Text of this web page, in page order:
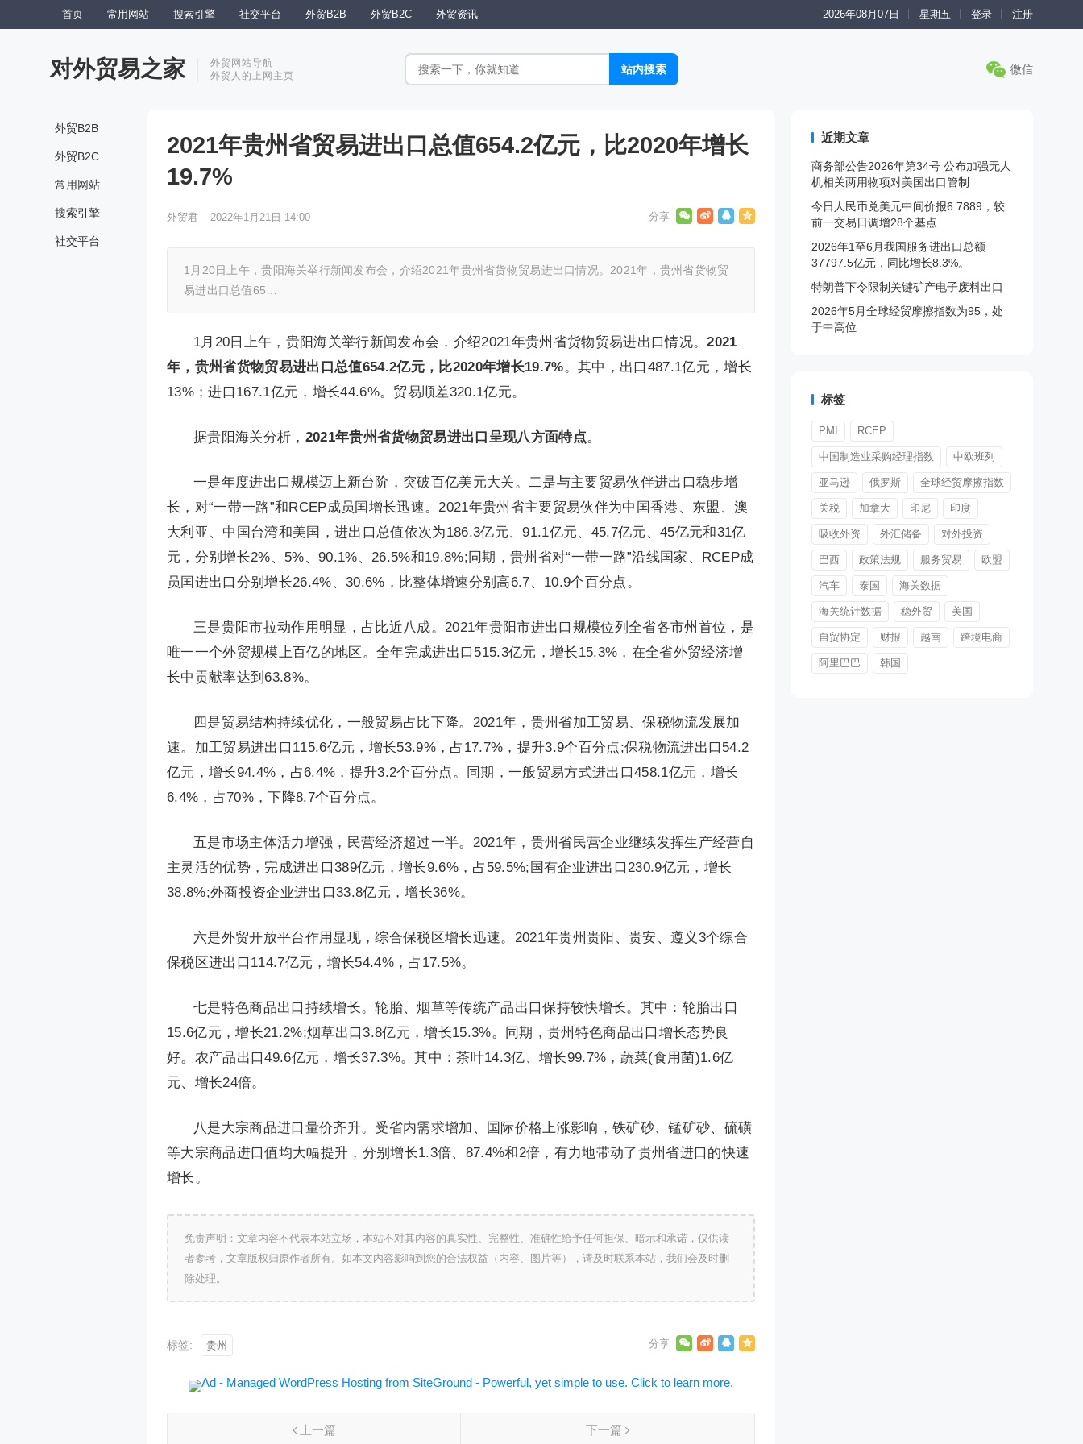
首页 常用网站 搜索引擎 社交平台 外贸B2B 外贸B2C 外贸资讯 2026年08月07日 星期五 登录 注册
对外贸易之家
外贸网站导航
外贸人的上网主页
微信
外贸B2B
外贸B2C
常用网站
搜索引擎
社交平台
2021年贵州省贸易进出口总值654.2亿元，比2020年增长
19.7%
外贸君 2022年1月21日 14:00
1月20日上午，贵阳海关举行新闻发布会，介绍2021年贵州省货物贸易进出口情况。2021年，贵州省货物贸
易进出口总值65…
1月20日上午，贵阳海关举行新闻发布会，介绍2021年贵州省货物贸易进出口情况。2021
年，贵州省货物贸易进出口总值654.2亿元，比2020年增长19.7%。其中，出口487.1亿元，增长
13%；进口167.1亿元，增长44.6%。贸易顺差320.1亿元。
据贵阳海关分析， 2021年贵州省货物贸易进出口呈现八方面特点。
一是年度进出口规模迈上新台阶，突破百亿美元大关。二是与主要贸易伙伴进出口稳步增
长，对“一带一路”和RCEP成员国增长迅速。2021年贵州省主要贸易伙伴为中国香港、东盟、澳
大利亚、中国台湾和美国，进出口总值依次为186.3亿元、91.1亿元、45.7亿元、45亿元和31亿
元，分别增长2%、5%、90.1%、26.5%和19.8%;同期，贵州省对“一带一路”沿线国家、RCEP成
员国进出口分别增长26.4%、30.6%，比整体增速分别高6.7、10.9个百分点。
三是贵阳市拉动作用明显，占比近八成。2021年贵阳市进出口规模位列全省各市州首位，是
唯一一个外贸规模上百亿的地区。全年完成进出口515.3亿元，增长15.3%，在全省外贸经济增
长中贡献率达到63.8%。
四是贸易结构持续优化，一般贸易占比下降。2021年，贵州省加工贸易、保税物流发展加
速。加工贸易进出口115.6亿元，增长53.9%，占17.7%，提升3.9个百分点;保税物流进出口54.2
亿元，增长94.4%，占6.4%，提升3.2个百分点。同期，一般贸易方式进出口458.1亿元，增长
6.4%，占70%，下降8.7个百分点。
五是市场主体活力增强，民营经济超过一半。2021年，贵州省民营企业继续发挥生产经营自
主灵活的优势，完成进出口389亿元，增长9.6%，占59.5%;国有企业进出口230.9亿元，增长
38.8%;外商投资企业进出口33.8亿元，增长36%。
六是外贸开放平台作用显现，综合保税区增长迅速。2021年贵州贵阳、贵安、遵义3个综合
保税区进出口114.7亿元，增长54.4%，占17.5%。
七是特色商品出口持续增长。轮胎、烟草等传统产品出口保持较快增长。其中：轮胎出口
15.6亿元，增长21.2%;烟草出口3.8亿元，增长15.3%。同期，贵州特色商品出口增长态势良
好。农产品出口49.6亿元，增长37.3%。其中：茶叶14.3亿、增长99.7%，蔬菜(食用菌)1.6亿
元、增长24倍。
八是大宗商品进口量价齐升。受省内需求增加、国际价格上涨影响，铁矿砂、锰矿砂、硫磺
等大宗商品进口值均大幅提升，分别增长1.3倍、87.4%和2倍，有力地带动了贵州省进口的快速
增长。
免责声明：文章内容不代表本站立场，本站不对其内容的真实性、完整性、准确性给予任何担保、暗示和承诺，仅供读
者参考，文章版权归原作者所有。如本文内容影响到您的合法权益（内容、图片等），请及时联系本站，我们会及时删
除处理。
标签: 贵州
上一篇
下一篇
近期文章
商务部公告2026年第34号 公布加强无人
机相关两用物项对美国出口管制
今日人民币兑美元中间价报6.7889，较
前一交易日调增28个基点
2026年1至6月我国服务进出口总额
37797.5亿元，同比增长8.3%。
特朗普下令限制关键矿产电子废料出口
2026年5月全球经贸摩擦指数为95，处
于中高位
标签
PMI RCEP
中国制造业采购经理指数 中欧班列
亚马逊 俄罗斯 全球经贸摩擦指数
关税 加拿大 印尼 印度
吸收外资 外汇储备 对外投资
巴西 政策法规 服务贸易 欧盟
汽车 泰国 海关数据
海关统计数据 稳外贸 美国
自贸协定 财报 越南 跨境电商
阿里巴巴 韩国